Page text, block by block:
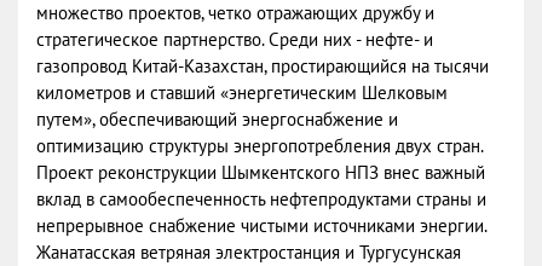
множество проектов, четко отражающих дружбу и
стратегическое партнерство. Среди них - нефте- и
газопровод Китай-Казахстан, простирающийся на тысячи
километров и ставший «энергетическим Шелковым
путем», обеспечивающий энергоснабжение и
оптимизацию структуры энергопотребления двух стран.
Проект реконструкции Шымкентского НПЗ внес важный
вклад в самообеспеченность нефтепродуктами страны и
непрерывное снабжение чистыми источниками энергии.
Жанатасская ветряная электростанция и Тургусунская